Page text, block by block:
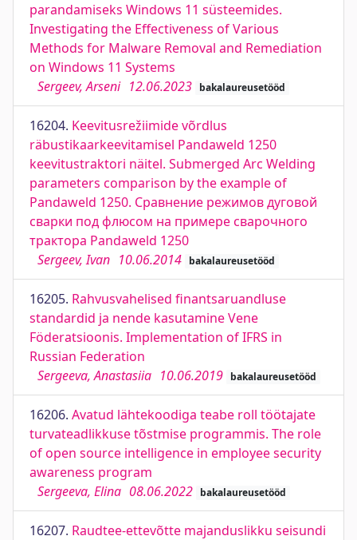
parandamiseks Windows 11 süsteemides.
Investigating the Effectiveness of Various
Methods for Malware Removal and Remediation
on Windows 11 Systems
Sergeev, Arseni 12.06.2023 bakalaureusetööd
16204. Keevitusrežiimide võrdlus
räbustikaarkeevitamisel Pandaweld 1250
keevitustraktori näitel. Submerged Arc Welding
parameters comparison by the example of
Pandaweld 1250. Сравнение режимов дуговой
сварки под флюсом на примере сварочного
трактора Pandaweld 1250
Sergeev, Ivan 10.06.2014 bakalaureusetööd
16205. Rahvusvahelised finantsaruandluse
standardid ja nende kasutamine Vene
Föderatsioonis. Implementation of IFRS in
Russian Federation
Sergeeva, Anastasiia 10.06.2019 bakalaureusetööd
16206. Avatud lähtekoodiga teabe roll töötajate
turvateadlikkuse tõstmise programmis. The role
of open source intelligence in employee security
awareness program
Sergeeva, Elina 08.06.2022 bakalaureusetööd
16207. Raudtee-ettevõtte majanduslikku seisundi